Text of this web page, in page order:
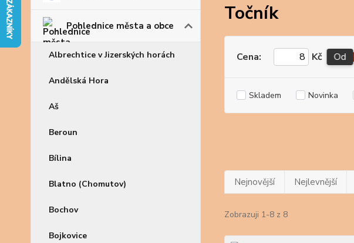
Pohlednice města a obce
Albrechtice v Jizerských horách
Andělská Hora
Aš
Beroun
Bílina
Blatno (Chomutov)
Bochov
Bojkovice
Točník
Cena: Kč Od
Skladem Novinka
Nejnovější Nejlevnější
Zobrazuji 1-8 z 8
Souhlasím se